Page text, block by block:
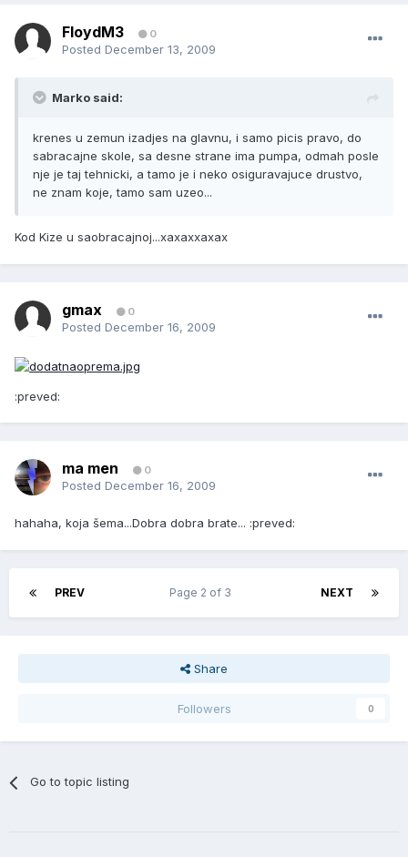
FloydM3 0
Posted December 13, 2009
Marko said:
krenes u zemun izadjes na glavnu, i samo picis pravo, do
sabracajne skole, sa desne strane ima pumpa, odmah posle
nje je taj tehnicki, a tamo je i neko osiguravajuce drustvo,
ne znam koje, tamo sam uzeo...
Kod Kize u saobracajnoj...xaxaxxaxax
gmax 0
Posted December 16, 2009
:preved:
ma men 0
Posted December 16, 2009
hahaha, koja šema...Dobra dobra brate... :preved:
PREV NEXT
Page 2 of 3
Share
Followers 0
Go to topic listing